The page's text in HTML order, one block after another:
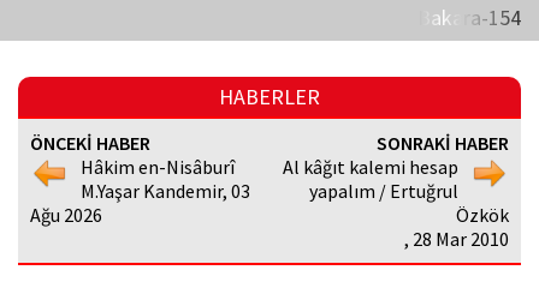
Bakara-154
HABERLER
ÖNCEKİ HABER
Hâkim en-Nisâburî
M.Yaşar Kandemir, 03
Ağu 2026
SONRAKİ HABER
Al kâğıt kalemi hesap
yapalım / Ertuğrul
Özkök
, 28 Mar 2010